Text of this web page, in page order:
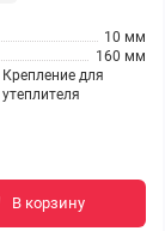
10 мм
160 мм
Крепление для
утеплителя
В корзину